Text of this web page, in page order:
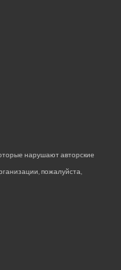
нарушают авторские
пожалуйста,